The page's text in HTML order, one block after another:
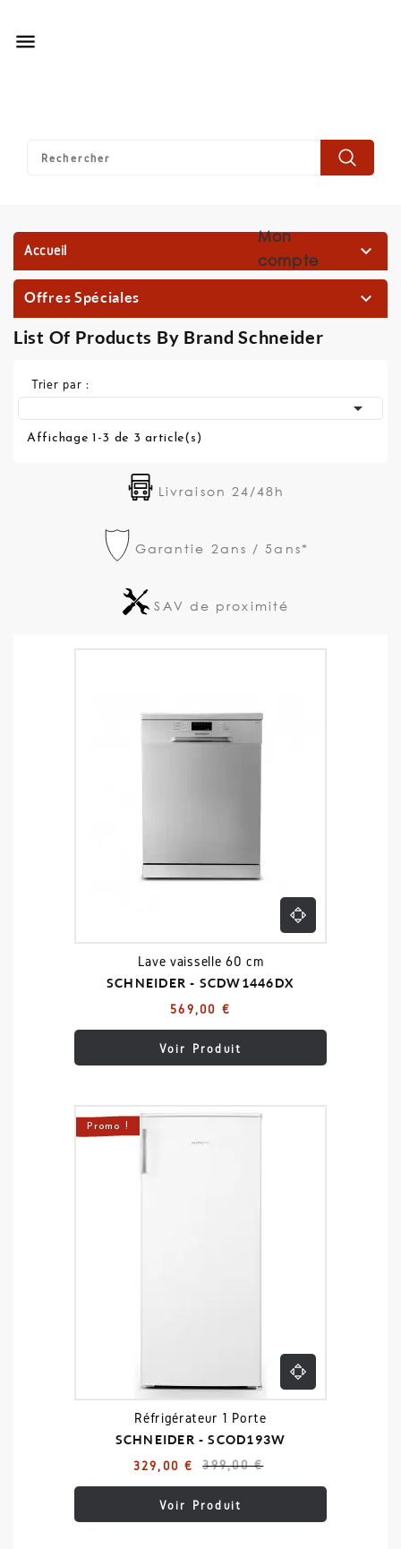

Mon
compte
Accueil 
Offres Spéciales 
List Of Products By Brand Schneider
Trier par :

Affichage 1-3 de 3 article(s)
Livraison 24/48h
Garantie 2ans / 5ans*
SAV de proximité
Lave vaisselle 60 cm
SCHNEIDER - SCDW1446DX
569,00 €
Voir Produit
Promo !
Réfrigérateur 1 Porte
SCHNEIDER - SCOD193W
329,00 € 399,00 €
Voir Produit